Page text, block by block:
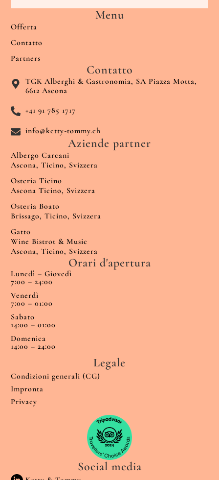
Menu
Offerta
Contatto
Partners
Contatto
TGK Alberghi & Gastronomia, SA Piazza Motta,
6612 Ascona
+41 91 785 1717
info@ketty-tommy.ch
Aziende partner
Albergo Carcani
Ascona, Ticino, Svizzera
Osteria Ticino
Ascona Ticino, Svizzera
Osteria Boato
Brissago, Ticino, Svizzera
Gatto
Wine Bistrot & Music
Ascona, Ticino, Svizzera
Orari d'apertura
Lunedì – Giovedì
7:00 – 24:00
Venerdì
7:00 – 01:00
Sabato
14:00 – 01:00
Domenica
14:00 – 24:00
Legale
Condizioni generali (CG)
Impronta
Privacy
Social media